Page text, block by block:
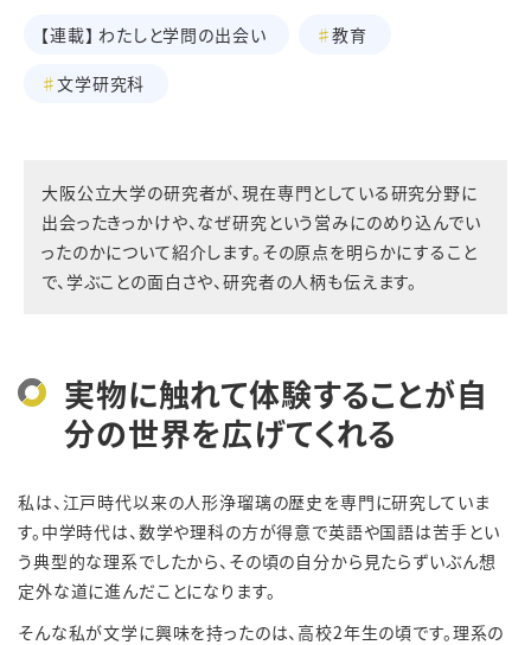
わたしと学問の出会い 教育
文学研究科
大阪公立大学の研究者が、現在専門としている研究分野に
出会ったきっかけや、なぜ研究という営みにのめり込んでい
ったのかについて紹介します。その原点を明らかにすること
で、学ぶことの面白さや、研究者の人柄も伝えます。
実物に触れて体験することが自
分の世界を広げてくれる
私は、江戸時代以来の人形浄瑠璃の歴史を専門に研究していま
す。中学時代は、数学や理科の方が得意で英語や国語は苦手とい
う典型的な理系でしたから、その頃の自分から見たらずいぶん想
定外な道に進んだことになります。
そんな私が文学に興味を持ったのは、高校2年生の頃です。理系の